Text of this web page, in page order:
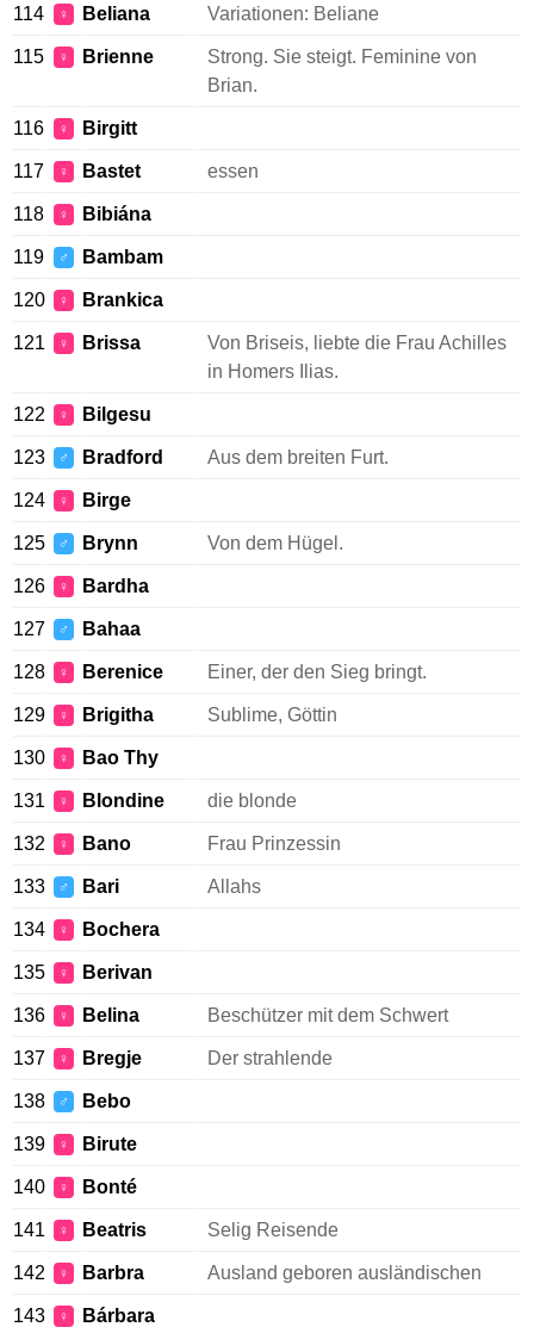
114 ♀ Beliana Variationen: Beliane
115 ♀ Brienne
Strong. Sie steigt. Feminine von
Brian.
116 ♀ Birgitt
117 ♀ Bastet essen
118 ♀ Bibiána
119 ♂ Bambam
120 ♀ Brankica
121 ♀ Brissa
Von Briseis, liebte die Frau Achilles
in Homers Ilias.
122 ♀ Bilgesu
123 ♂ Bradford Aus dem breiten Furt.
124 ♀ Birge
125 ♂ Brynn Von dem Hügel.
126 ♀ Bardha
127 ♂ Bahaa
128 ♀ Berenice Einer, der den Sieg bringt.
129 ♀ Brigitha Sublime, Göttin
130 ♀ Bao Thy
131 ♀ Blondine die blonde
132 ♀ Bano Frau Prinzessin
133 ♂ Bari Allahs
134 ♀ Bochera
135 ♀ Berivan
136 ♀ Belina Beschützer mit dem Schwert
137 ♀ Bregje Der strahlende
138 ♂ Bebo
139 ♀ Birute
140 ♀ Bonté
141 ♀ Beatris Selig Reisende
142 ♀ Barbra Ausland geboren ausländischen
143 ♀ Bárbara